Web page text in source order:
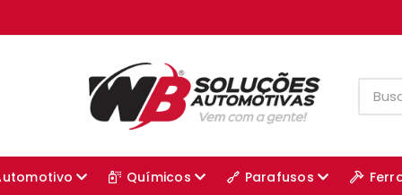
Químicos Parafusos